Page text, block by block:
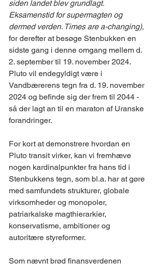
siden landet blev grundlagt.
Eksamenstid for supermagten og
dermed verden. Times are a-changing),
for derefter at besøge Stenbukken en
sidste gang i denne omgang mellem d.
2. september til 19. november 2024.
Pluto vil endegyldigt være i
Vandbærerens tegn fra d. 19. november
2024 og befinde sig der frem til 2044 -
så der lagt an til en maraton af Uranske
forandringer.
For kort at demonstrere hvordan en
Pluto transit virker, kan vi fremhæve
nogen kardinalpunkter fra hans tid i
Stenbukkens tegn, som bl.a. har at gøre
med samfundets strukturer, globale
virksomheder og monopoler,
patriarkalske magthierarkier,
konservatisme, ambitioner og
autoritære styreformer.
Som nævnt brød finansverdenen